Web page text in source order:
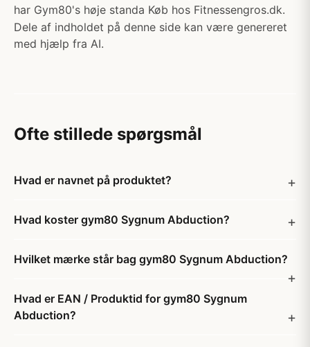
har Gym80's høje standa Køb hos Fitnessengros.dk.
Dele af indholdet på denne side kan være genereret
med hjælp fra AI.
Ofte stillede spørgsmål
Hvad er navnet på produktet?
Hvad koster gym80 Sygnum Abduction?
Hvilket mærke står bag gym80 Sygnum Abduction?
Hvad er EAN / Produktid for gym80 Sygnum
Abduction?